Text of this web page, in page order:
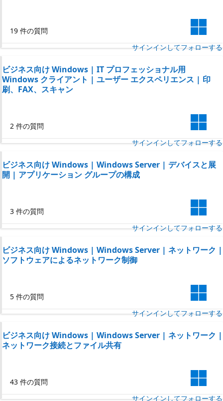
19 件の質問
サインインしてフォローする
ビジネス向け Windows | IT プロフェッショナル用
Windows クライアント | ユーザー エクスペリエンス | 印
刷、FAX、スキャン
2 件の質問
サインインしてフォローする
ビジネス向け Windows | Windows Server | デバイスと展
開 | アプリケーション グループの構成
3 件の質問
サインインしてフォローする
ビジネス向け Windows | Windows Server | ネットワーク |
ソフトウェアによるネットワーク制御
5 件の質問
サインインしてフォローする
ビジネス向け Windows | Windows Server | ネットワーク |
ネットワーク接続とファイル共有
43 件の質問
サインインしてフォローする